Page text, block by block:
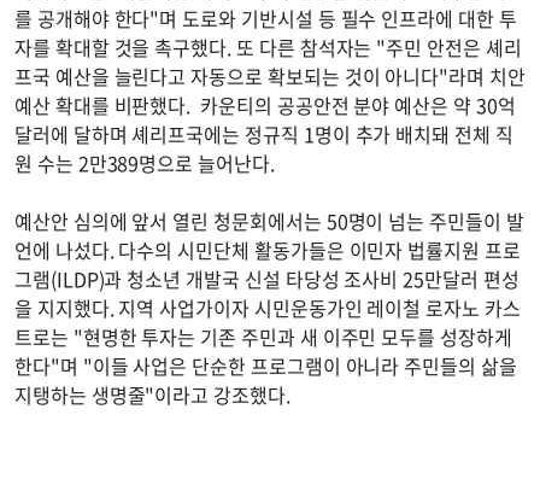
를 공개해야 한다"며 도로와 기반시설 등 필수 인프라에 대한 투
자를 확대할 것을 촉구했다. 또 다른 참석자는 "주민 안전은 셰리
프국 예산을 늘린다고 자동으로 확보되는 것이 아니다"라며 치안
예산 확대를 비판했다. 카운티의 공공안전 분야 예산은 약 30억
달러에 달하며 셰리프국에는 정규직 1명이 추가 배치돼 전체 직
원 수는 2만389명으로 늘어난다.
예산안 심의에 앞서 열린 청문회에서는 50명이 넘는 주민들이 발
언에 나섰다. 다수의 시민단체 활동가들은 이민자 법률지원 프로
그램(ILDP)과 청소년 개발국 신설 타당성 조사비 25만달러 편성
을 지지했다. 지역 사업가이자 시민운동가인 레이철 로자노 카스
트로는 "현명한 투자는 기존 주민과 새 이주민 모두를 성장하게
한다"며 "이들 사업은 단순한 프로그램이 아니라 주민들의 삶을
지탱하는 생명줄"이라고 강조했다.